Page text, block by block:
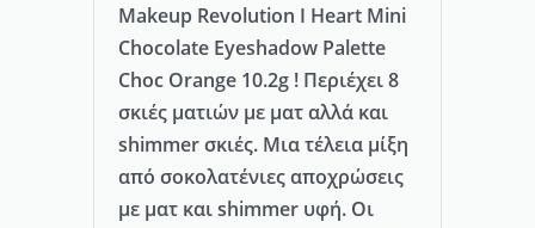
Makeup Revolution I Heart Mini
Chocolate Eyeshadow Palette
Choc Orange 10.2g ! Περιέχει 8
σκιές ματιών με ματ αλλά και
shimmer σκιές. Μια τέλεια μίξη
από σοκολατένιες αποχρώσεις
με ματ και shimmer υφή. Οι